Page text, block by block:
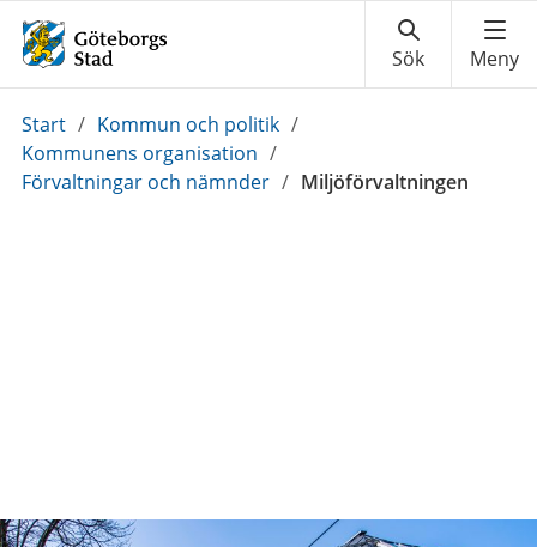
Du
är
här:
Start / Kommun och politik /
Kommunens organisation /
Förvaltningar och nämnder / Miljöförvaltningen